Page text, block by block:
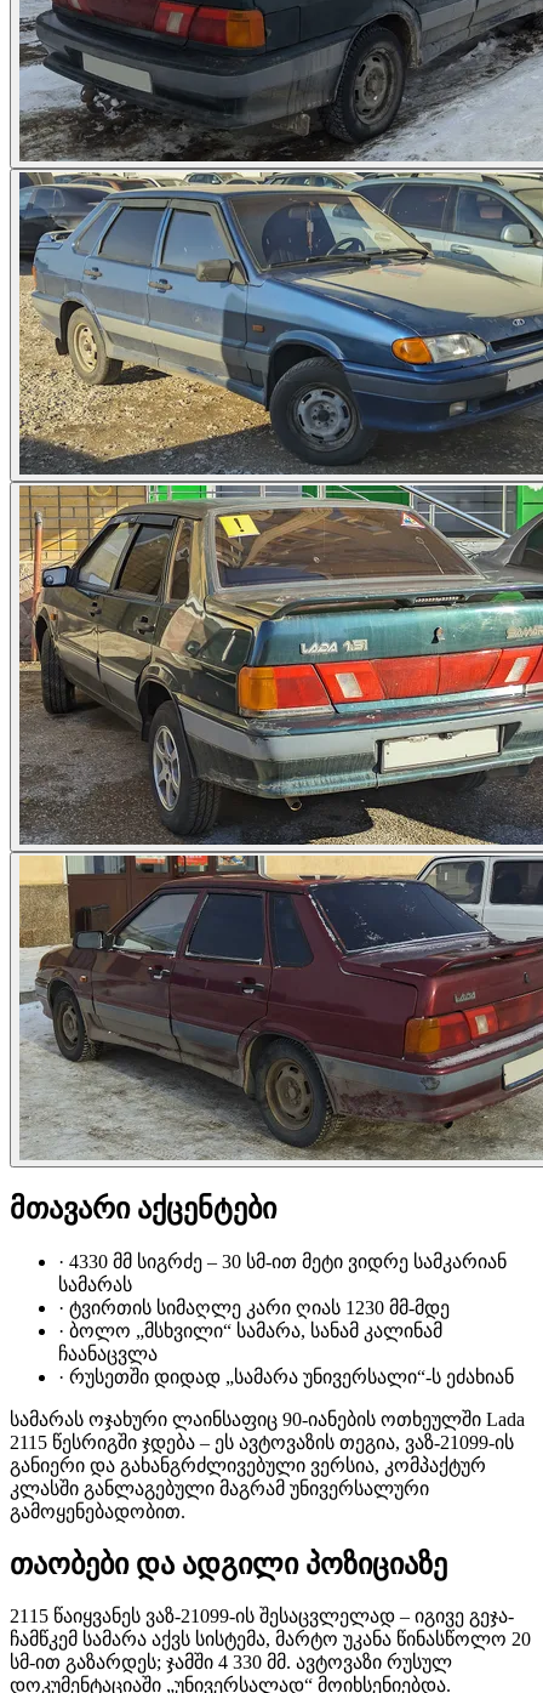
მთავარი აქცენტები
· 4330 მმ სიგრძე – 30 სმ-ით მეტი ვიდრე სამკარიან
სამარას
· ტვირთის სიმაღლე კარი ღიას 1230 მმ-მდე
· ბოლო „მსხვილი“ სამარა, სანამ კალინამ
ჩაანაცვლა
· რუსეთში დიდად „სამარა უნივერსალი“-ს ეძახიან
სამარას ოჯახური ლაინსაფიც 90-იანების ოთხეულში Lada
2115 წესრიგში ჯდება – ეს ავტოვაზის თეგია, ვაზ-21099-ის
განიერი და გახანგრძლივებული ვერსია, კომპაქტურ
კლასში განლაგებული მაგრამ უნივერსალური
გამოყენებადობით.
თაობები და ადგილი პოზიციაზე
2115 წაიყვანეს ვაზ-21099-ის შესაცვლელად – იგივე გეჯა-
ჩამწკემ სამარა აქვს სისტემა, მარტო უკანა წინასწოლო 20
სმ-ით გაზარდეს; ჯამში 4 330 მმ. ავტოვაზი რუსულ
დოკუმენტაციაში „უნივერსალად“ მოიხსენიებდა.